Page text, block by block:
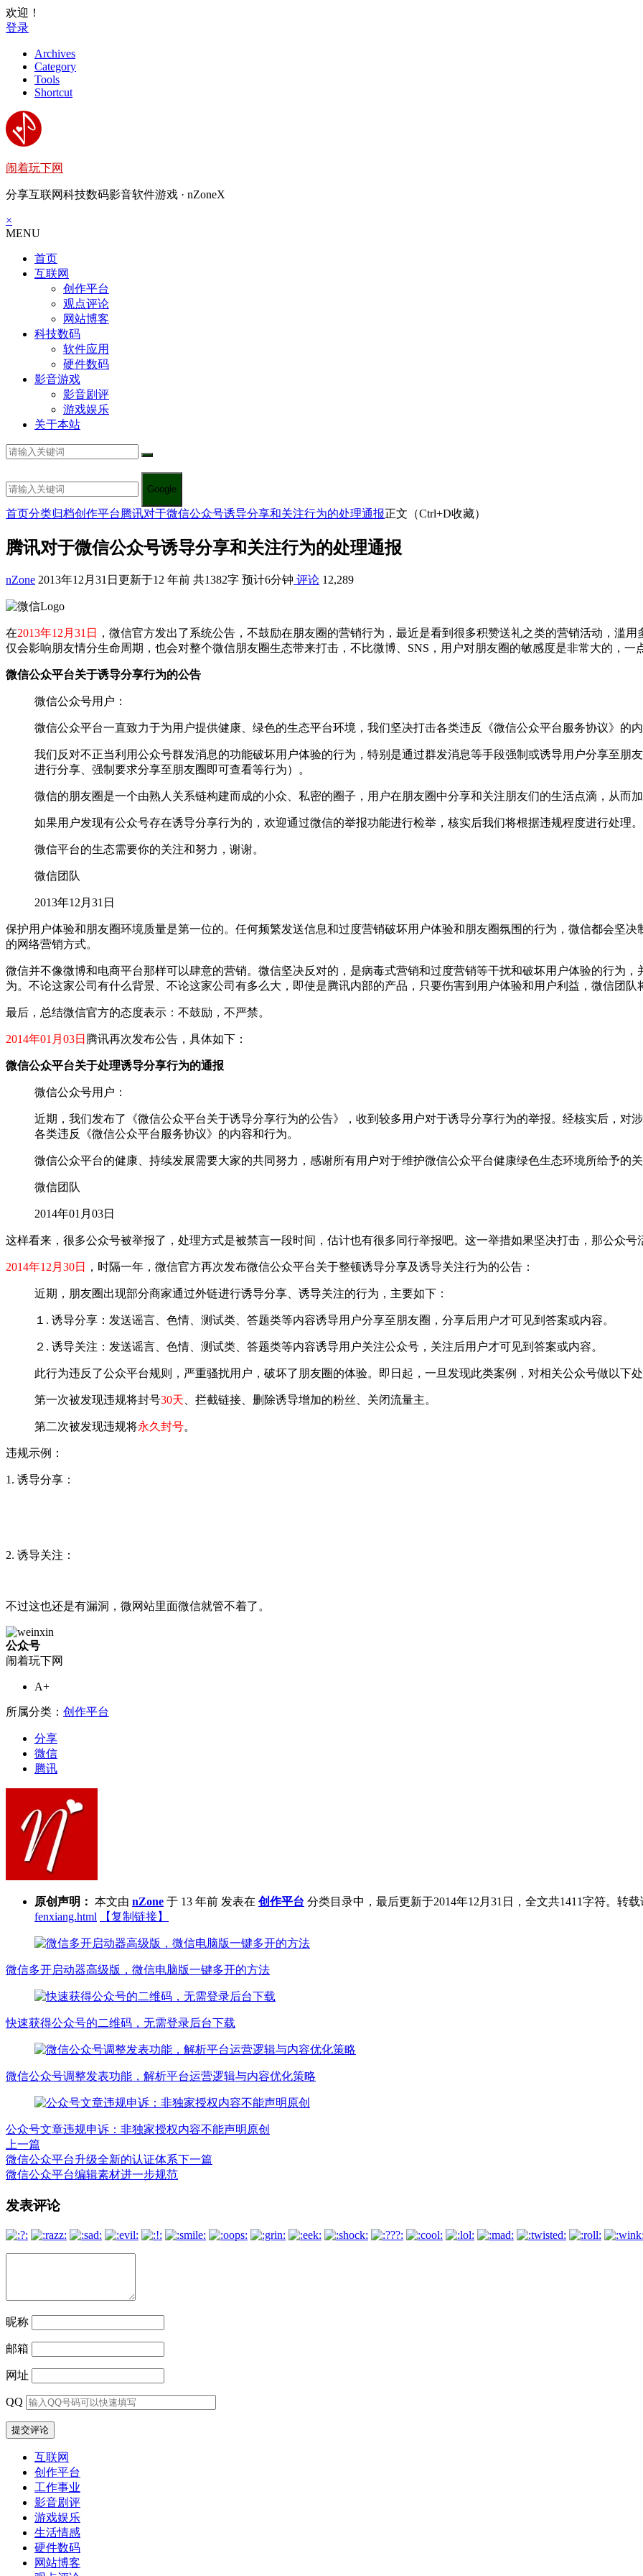
欢迎！
登录
Archives
Category
Tools
Shortcut
闹着玩下网
分享互联网科技数码影音软件游戏 · nZoneX
×
MENU
首页
互联网
创作平台
观点评论
网站博客
科技数码
软件应用
硬件数码
影音游戏
影音剧评
游戏娱乐
关于本站
Google
首页分类归档创作平台腾讯对于微信公众号诱导分享和关注行为的处理通报正文（Ctrl+D收藏）
腾讯对于微信公众号诱导分享和关注行为的处理通报
nZone 2013年12月31日 更新于12 年前 共1382字 预计6分钟 评论 12,289
在2013年12月31日
，微信官方发出了系统公告，不鼓励在朋友圈的营销行为，最近是看到很多积赞送礼之类的营销活动，滥
仅会影响朋友情分生命周期，也会对整个微信朋友圈生态带来打击，不比微博、SNS，用户对朋友圈的敏感度是非常大的，一
微信公众平台关于诱导分享行为的公告
微信公众号用户：
微信公众平台一直致力于为用户提供健康、绿色的生态平台环境，我们坚决打击各类违反《微信公众平台服务协议》的
我们反对不正当利用公众号群发消息的功能破坏用户体验的行为，特别是通过群发消息等手段强制或诱导用户分享至朋
进行分享、强制要求分享至朋友圈即可查看等行为）。
微信的朋友圈是一个由熟人关系链构建而成的小众、私密的圈子，用户在朋友圈中分享和关注朋友们的生活点滴，从而
如果用户发现有公众号存在诱导分享行为的，欢迎通过微信的举报功能进行检举，核实后我们将根据违规程度进行处理。
微信平台的生态需要你的关注和努力，谢谢。
微信团队
2013年12月31日
保护用户体验和朋友圈环境质量是第一位的。任何频繁发送信息和过度营销破坏用户体验和朋友圈氛围的行为，微信都会坚
的网络营销方式。
微信并不像微博和电商平台那样可以肆意的营销。微信坚决反对的，是病毒式营销和过度营销等干扰和破坏用户体验的行为
为。不论这家公司有什么背景、不论这家公司有多么大，即使是腾讯内部的产品，只要伤害到用户体验和用户利益，微信团队
最后，总结微信官方的态度表示：不鼓励，不严禁。
2014年01月03日 腾讯再次发布公告，具体如下：
微信公众平台关于处理诱导分享行为的通报
微信公众号用户：
近期，我们发布了《微信公众平台关于诱导分享行为的公告》，收到较多用户对于诱导分享行为的举报。经核实后，对
各类违反《微信公众平台服务协议》的内容和行为。
微信公众平台的健康、持续发展需要大家的共同努力，感谢所有用户对于维护微信公众平台健康绿色生态环境所给予的
微信团队
2014年01月03日
这样看来，很多公众号被举报了，处理方式是被禁言一段时间，估计也有很多同行举报吧。这一举措如果坚决打击，那公众
2014年12月30日 ，时隔一年，微信官方再次发布微信公众平台关于整顿诱导分享及诱导关注行为的公告：
近期，朋友圈出现部分商家通过外链进行诱导分享、诱导关注的行为，主要如下：
１. 诱导分享：发送谣言、色情、测试类、答题类等内容诱导用户分享至朋友圈，分享后用户才可见到答案或内容。
２. 诱导关注：发送谣言、色情、测试类、答题类等内容诱导用户关注公众号，关注后用户才可见到答案或内容。
此行为违反了公众平台规则，严重骚扰用户，破坏了朋友圈的体验。即日起，一旦发现此类案例，对相关公众号做以下
第一次被发现违规将封号30天、拦截链接、删除诱导增加的粉丝、关闭流量主。
第二次被发现违规将永久封号。
违规示例：
1. 诱导分享：
2. 诱导关注：
不过这也还是有漏洞，微网站里面微信就管不着了。
公众号
闹着玩下网
A+
所属分类： 创作平台
分享
微信
腾讯
原创声明： 本文由 nZone 于 13 年前 发表在 创作平台 分类目录中，最后更新于2014年12月31日，全文共1411字符。转
fenxiang.html
【复制链接】
微信多开启动器高级版，微信电脑版一键多开的方法
快速获得公众号的二维码，无需登录后台下载
微信公众号调整发表功能，解析平台运营逻辑与内容优化策略
公众号文章违规申诉：非独家授权内容不能声明原创
上一篇
微信公众平台升级全新的认证体系 下一篇
微信公众平台编辑素材进一步规范
文
章
导
发表评论
昵称
邮箱
网址
QQ
互联网
创作平台
工作事业
影音剧评
游戏娱乐
生活情感
硬件数码
网站博客